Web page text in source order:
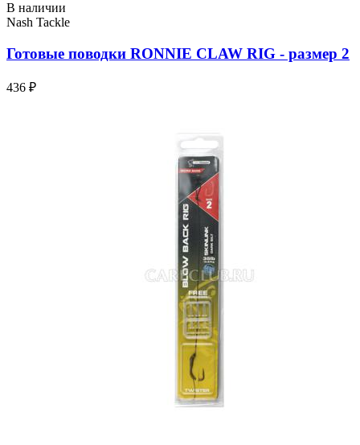
В наличии
Nash Tackle
Готовые поводки RONNIE CLAW RIG - размер 2
436 ₽